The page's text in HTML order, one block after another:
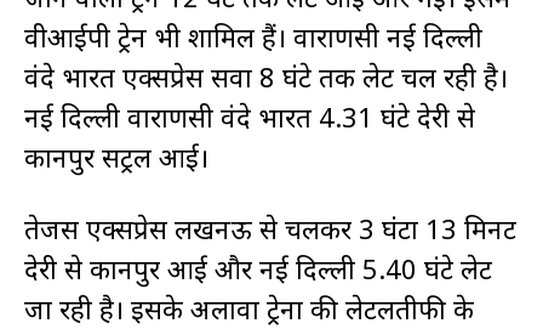
वीआईपी ट्रेनें भी शामिल हैं। वाराणसी नई दिल्ली
वंदे भारत एक्सप्रेस सवा 8 घंटे तक लेट चल रही है।
नई दिल्ली वाराणसी वंदे भारत 4.31 घंटे देरी से
कानपुर सेंट्रल आई।
तेजस एक्सप्रेस लखनऊ से चलकर 3 घंटा 13 मिनट
देरी से कानपुर आई और नई दिल्ली 5.40 घंटे लेट
जा रही है। इसके अलावा ट्रेनों की लेटलतीफी के